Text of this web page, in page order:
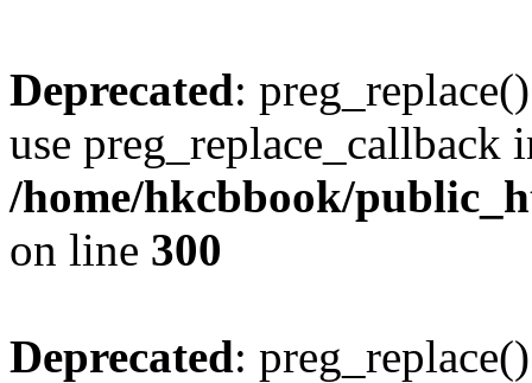
Deprecated:
use preg_replace_callback
/home/hkcbbook/
on line 300
Deprecated: